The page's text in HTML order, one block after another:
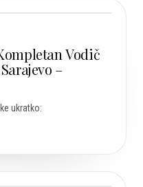
Vodič
–
ukratko: